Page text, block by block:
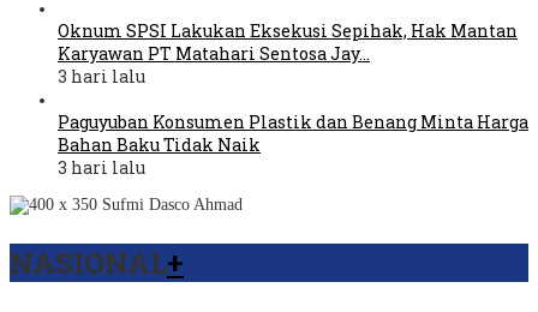
Oknum SPSI Lakukan Eksekusi Sepihak, Hak Mantan
Karyawan PT Matahari Sentosa Jay…
3 hari lalu
Paguyuban Konsumen Plastik dan Benang Minta Harga
Bahan Baku Tidak Naik
3 hari lalu
NASIONAL+